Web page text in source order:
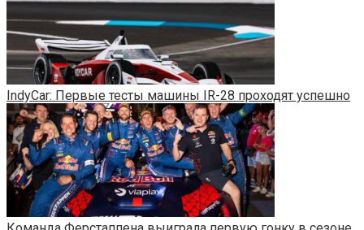
IndyCar: Первые тесты машины IR-28 проходят успешно